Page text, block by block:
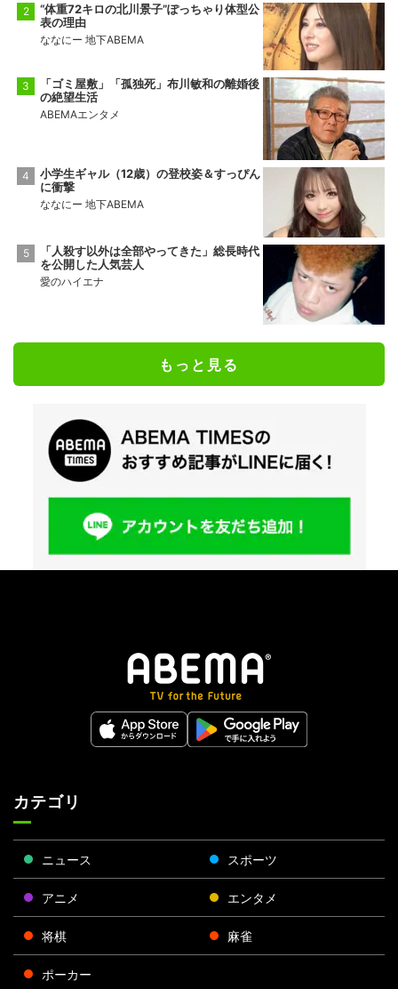
“体重72キロの北川景子”ぽっちゃり体型公
表の理由
ななにー 地下ABEMA
「ゴミ屋敷」「孤独死」布川敏和の離婚後
の絶望生活
ABEMAエンタメ
小学生ギャル（12歳）の登校姿＆すっぴん
に衝撃
ななにー 地下ABEMA
「人殺す以外は全部やってきた」総長時代
を公開した人気芸人
愛のハイエナ
もっと見る
カテゴリ
ニュース スポーツ
アニメ エンタメ
将棋 麻雀
ポーカー